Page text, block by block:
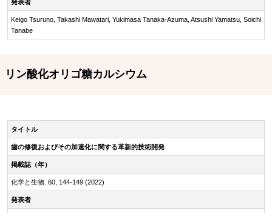
発表者
Keigo Tsuruno, Takashi Mawatari, Yukimasa Tanaka-Azuma, Atsushi Yamatsu, Soichi
Tanabe
リン酸化オリゴ糖カルシウム
タイトル
歯の修復およびその加速化に関する革新的技術開発
掲載誌（年）
化学と生物. 60, 144-149 (2022)
発表者